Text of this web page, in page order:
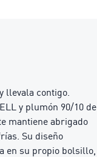
llevala contigo.
y plumón 90/10 de
mantiene abrigado
Su diseño
en su propio bolsillo,